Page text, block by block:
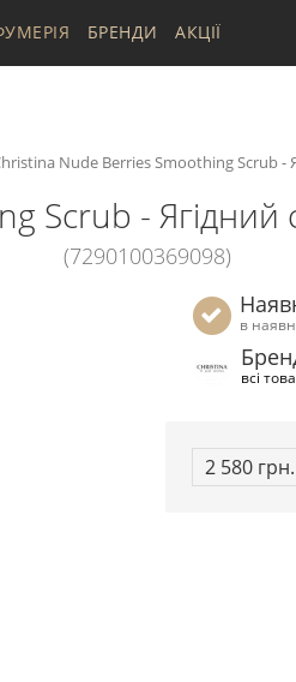
БРЕНДИ АКЦІЇ
Nude Berries Smoothing Scrub -
Scrub - Ягідний
(7290100369098)
в
всі
2 580 грн.